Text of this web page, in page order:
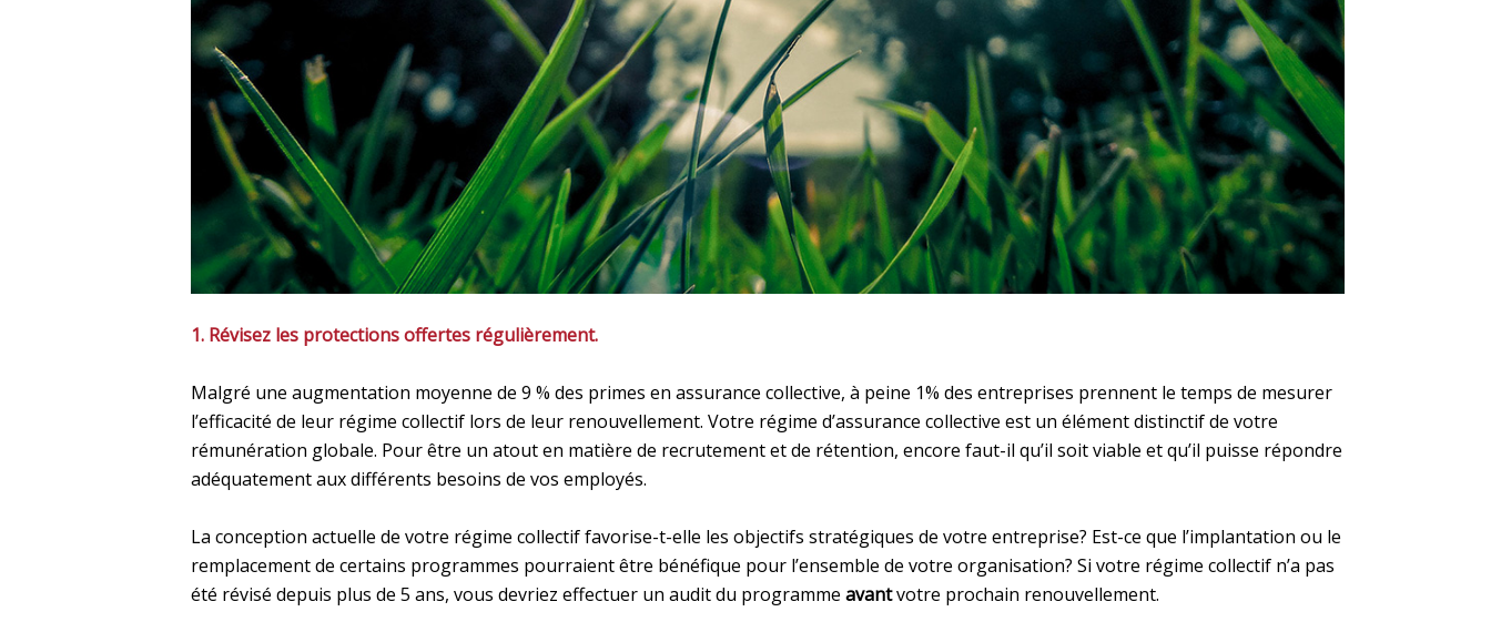
1. Révisez les protections offertes régulièrement.
Malgré une augmentation moyenne de 9 % des primes en assurance collective, à peine 1% des entreprises prennent le temps de mesurer
l’efficacité de leur régime collectif lors de leur renouvellement. Votre régime d’assurance collective est un élément distinctif de votre
rémunération globale. Pour être un atout en matière de recrutement et de rétention, encore faut-il qu’il soit viable et qu’il puisse répondre
adéquatement aux différents besoins de vos employés.
La conception actuelle de votre régime collectif favorise-t-elle les objectifs stratégiques de votre entreprise? Est-ce que l’implantation ou le
remplacement de certains programmes pourraient être bénéfique pour l’ensemble de votre organisation? Si votre régime collectif n’a pas
été révisé depuis plus de 5 ans, vous devriez effectuer un audit du programme avantvotre prochain renouvellement.